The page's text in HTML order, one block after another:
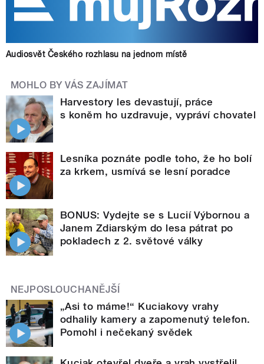
Audiosvět Českého rozhlasu na jednom místě
MOHLO BY VÁS ZAJÍMAT
Harvestory les devastují, práce
s koněm ho uzdravuje, vypráví chovatel
Lesníka poznáte podle toho, že ho bolí
za krkem, usmívá se lesní poradce
BONUS: Vydejte se s Lucií Výbornou a
Janem Zdiarským do lesa pátrat po
pokladech z 2. světové války
NEJPOSLOUCHANĚJŠÍ
„Asi to máme!“ Kuciakovy vrahy
odhalily kamery a zapomenutý telefon.
Pomohl i nečekaný svědek